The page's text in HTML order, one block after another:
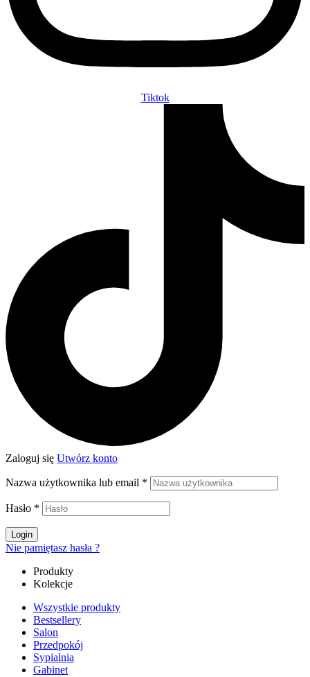
Tiktok
Zaloguj się Utwórz konto
Nazwa użytkownika lub email *
Hasło *
Login
Nie pamiętasz hasła ?
Produkty
Kolekcje
Wszystkie produkty
Bestsellery
Salon
Przedpokój
Sypialnia
Gabinet